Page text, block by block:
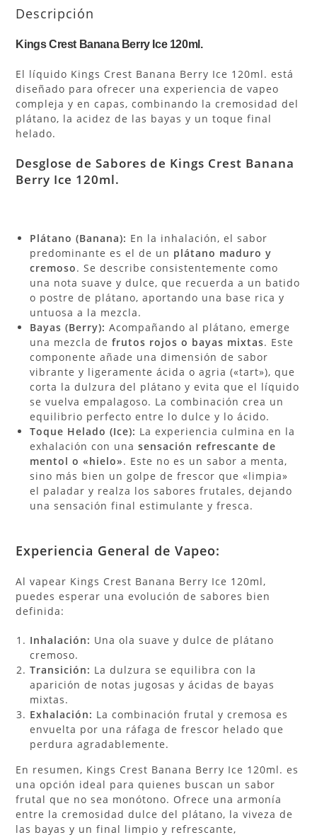
Descripción
Kings Crest Banana Berry Ice 120ml.
El líquido Kings Crest Banana Berry Ice 120ml. está
diseñado para ofrecer una experiencia de vapeo
compleja y en capas, combinando la cremosidad del
plátano, la acidez de las bayas y un toque final
helado.
Desglose de Sabores de Kings Crest Banana
Berry Ice 120ml.
Plátano (Banana): En la inhalación, el sabor
predominante es el de un plátano maduro y
cremoso. Se describe consistentemente como
una nota suave y dulce, que recuerda a un batido
o postre de plátano, aportando una base rica y
untuosa a la mezcla.
Bayas (Berry): Acompañando al plátano, emerge
una mezcla defrutos rojos o bayas mixtas. Este
componente añade una dimensión de sabor
vibrante y ligeramente ácida o agria («tart»), que
corta la dulzura del plátano y evita que el líquido
se vuelva empalagoso. La combinación crea un
equilibrio perfecto entre lo dulce y lo ácido.
Toque Helado (Ice): La experiencia culmina en la
exhalación con unasensación refrescante de
mentol o «hielo». Este no es un sabor a menta,
sino más bien un golpe de frescor que «limpia»
el paladar y realza los sabores frutales, dejando
una sensación final estimulante y fresca.
Experiencia General de Vapeo:
Al vapear Kings Crest Banana Berry Ice 120ml,
puedes esperar una evolución de sabores bien
definida:
Inhalación: Una ola suave y dulce de plátano
cremoso.
Transición: La dulzura se equilibra con la
aparición de notas jugosas y ácidas de bayas
mixtas.
Exhalación: La combinación frutal y cremosa es
envuelta por una ráfaga de frescor helado que
perdura agradablemente.
En resumen, Kings Crest Banana Berry Ice 120ml. es
una opción ideal para quienes buscan un sabor
frutal que no sea monótono. Ofrece una armonía
entre la cremosidad dulce del plátano, la viveza de
las bayas y un final limpio y refrescante,